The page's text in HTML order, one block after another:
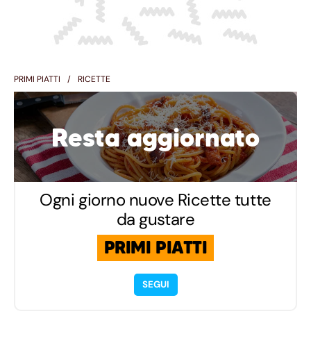
PRIMI PIATTI RICETTE
Resta aggiornato
Ogni giorno nuove Ricette tutte
da gustare
PRIMI PIATTI
SEGUI